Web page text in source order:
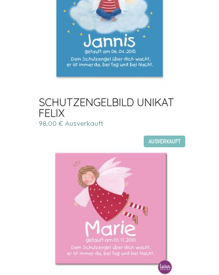
SCHUTZENGELBILD UNIKAT
FELIX
98,00 € Ausverkauft
AUSVERKAUFT